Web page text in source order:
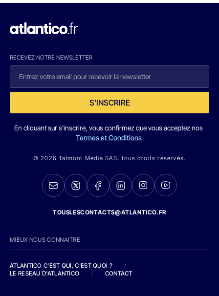
RECEVEZ NOTRE NEWSLETTER
S'INSCRIRE
En cliquant sur s'inscrire, vous confirmez que vous acceptez nos
Termes et Conditions
© 2026 Talmont Media SAS. tous droits réservés.
TOUSLESCONTACTS@ATLANTICO.FR
MIEUX NOUS CONNAITRE
ATLANTICO C'EST QUI, C'EST QUOI ?
/
LE RESEAU D'ATLANTICO
/ CONTACT